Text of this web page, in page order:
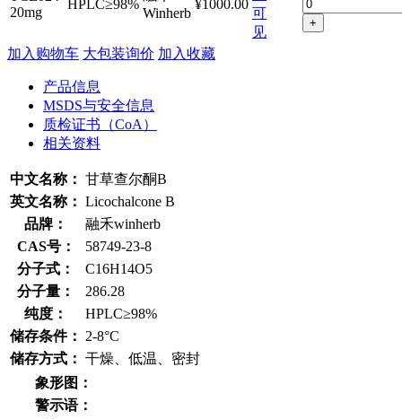
20mg
HPLC≥98%
Winherb
¥1000.00
可
见
+
加入购物车 大包装询价 加入收藏
产品信息
MSDS与安全信息
质检证书（CoA）
相关资料
中文名称： 甘草查尔酮B
英文名称： Licochalcone B
品牌：
融禾winherb
CAS号：
58749-23-8
分子式：
C16H14O5
分子量：
286.28
纯度：
HPLC≥98%
储存条件：
2-8°C
储存方式： 干燥、低温、密封
象形图：
警示语：